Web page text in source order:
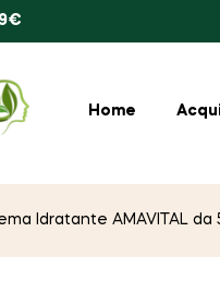
Home
Idratante AMAVITAL da